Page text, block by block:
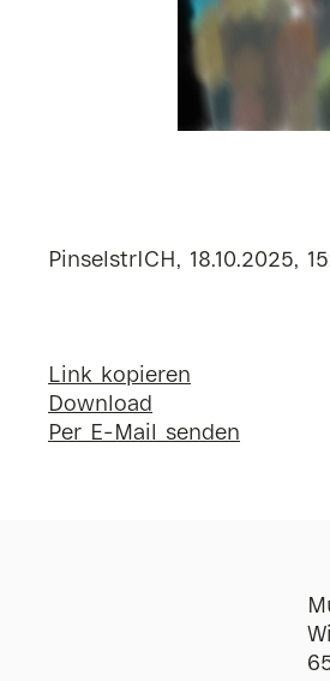
PinselstrICH, 18.10.2025,
Link kopieren
Download
Per E-Mail senden